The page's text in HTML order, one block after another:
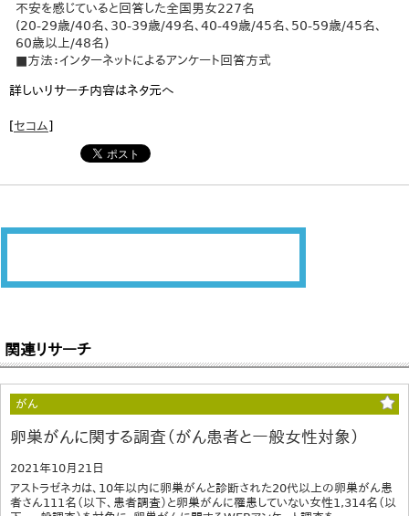
不安を感じていると回答した全国男女227名
(20-29歳/40名、30-39歳/49名、40-49歳/45名、50-59歳/45名、
60歳以上/48名)
■方法：インターネットによるアンケート回答方式
詳しいリサーチ内容はネタ元へ
[セコム]
関連リサーチ
がん
卵巣がんに関する調査（がん患者と一般女性対象）
2021年10月21日
アストラゼネカは、10年以内に卵巣がんと診断された20代以上の卵巣がん患
者さん111名（以下、患者調査）と卵巣がんに罹患していない女性1,314名（以